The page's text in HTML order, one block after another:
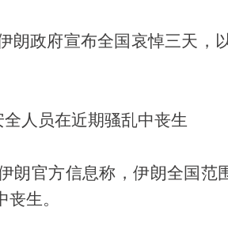
朗政府宣布全国哀悼三天，
人员在近期骚乱中丧生
朗官方信息称，伊朗全国
生。